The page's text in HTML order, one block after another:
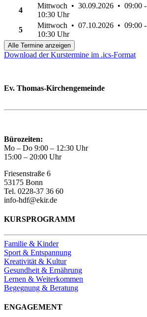
4
Mittwoch • 30.09.2026 • 09:00 -
10:30 Uhr
5
Mittwoch • 07.10.2026 • 09:00 -
10:30 Uhr
Alle Termine anzeigen
Download der Kurstermine im .ics-Format
Ev. Thomas-Kirchengemeinde
Bürozeiten:
Mo – Do 9:00 – 12:30 Uhr
15:00 – 20:00 Uhr
Friesenstraße 6
53175 Bonn
Tel. 0228-37 36 60
info-hdf@ekir.de
KURSPROGRAMM
Familie & Kinder
Sport & Entspannung
Kreativität & Kultur
Gesundheit & Ernährung
Lernen & Weiterkommen
Begegnung & Beratung
ENGAGEMENT